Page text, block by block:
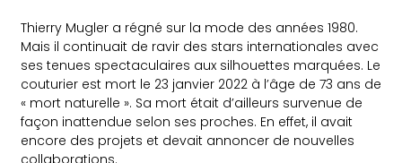
Thierry Mugler a régné sur la mode des années 1980.
Mais il continuait de ravir des stars internationales avec
ses tenues spectaculaires aux silhouettes marquées. Le
couturier est mort le 23 janvier 2022 à l’âge de 73 ans de
« mort naturelle ». Sa mort était d’ailleurs survenue de
façon inattendue selon ses proches. En effet, il avait
encore des projets et devait annoncer de nouvelles
collaborations.